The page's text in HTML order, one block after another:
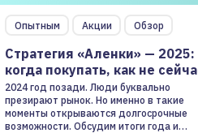
Опытным Акции Обзор
Стратегия «Аленки» — 2025:
когда покупать, как не
2024 год позади. Люди буквально
презирают рынок. Но именно в такие
моменты открываются долгосрочные
возможности. Обсудим итоги года и